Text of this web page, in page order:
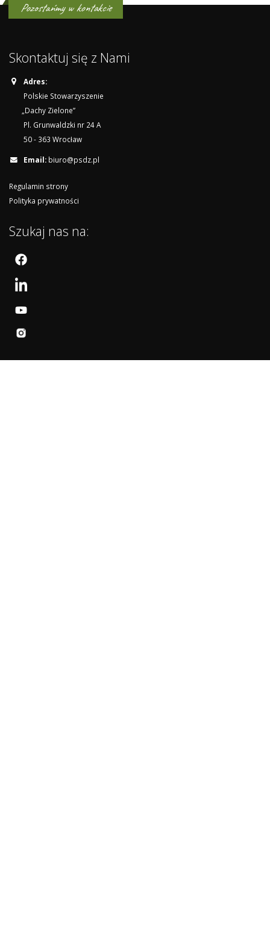
Pozostańmy w kontakcie
Skontaktuj się z Nami
Adres:
Polskie Stowarzyszenie
„Dachy Zielone”
Pl. Grunwaldzki nr 24 A
50 - 363 Wrocław
Email: biuro@psdz.pl
Regulamin strony
Polityka prywatności
Szukaj nas na: